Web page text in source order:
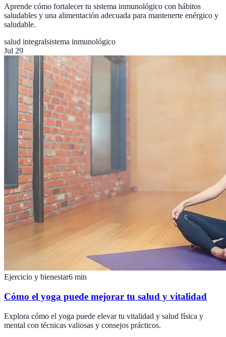
Aprende cómo fortalecer tu sistema inmunológico con hábitos
saludables y una alimentación adecuada para mantenerte enérgico y
saludable.
salud integralsistema inmunológico
Jul 29
Ejercicio y bienestar6 min
Cómo el yoga puede mejorar tu salud y vitalidad
Explora cómo el yoga puede elevar tu vitalidad y salud física y
mental con técnicas valiosas y consejos prácticos.